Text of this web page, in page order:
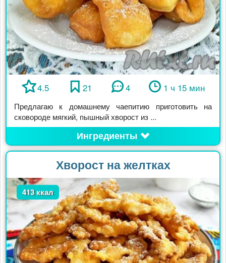
4.5 21 4 1 ч 15 мин
Предлагаю к домашнему чаепитию приготовить на
сковороде мягкий, пышный хворост из ...
Ингредиенты
Хворост на желтках
413 ккал